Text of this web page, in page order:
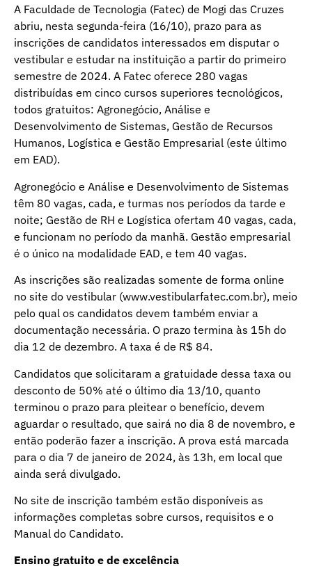
A Faculdade de Tecnologia (Fatec) de Mogi das Cruzes
abriu, nesta segunda-feira (16/10), prazo para as
inscrições de candidatos interessados em disputar o
vestibular e estudar na instituição a partir do primeiro
semestre de 2024. A Fatec oferece 280 vagas
distribuídas em cinco cursos superiores tecnológicos,
todos gratuitos: Agronegócio, Análise e
Desenvolvimento de Sistemas, Gestão de Recursos
Humanos, Logística e Gestão Empresarial (este último
em EAD).
Agronegócio e Análise e Desenvolvimento de Sistemas
têm 80 vagas, cada, e turmas nos períodos da tarde e
noite; Gestão de RH e Logística ofertam 40 vagas, cada,
e funcionam no período da manhã. Gestão empresarial
é o único na modalidade EAD, e tem 40 vagas.
As inscrições são realizadas somente de forma online
no site do vestibular (www.vestibularfatec.com.br), meio
pelo qual os candidatos devem também enviar a
documentação necessária. O prazo termina às 15h do
dia 12 de dezembro. A taxa é de R$ 84.
Candidatos que solicitaram a gratuidade dessa taxa ou
desconto de 50% até o último dia 13/10, quanto
terminou o prazo para pleitear o benefício, devem
aguardar o resultado, que sairá no dia 8 de novembro, e
então poderão fazer a inscrição. A prova está marcada
para o dia 7 de janeiro de 2024, às 13h, em local que
ainda será divulgado.
No site de inscrição também estão disponíveis as
informações completas sobre cursos, requisitos e o
Manual do Candidato.
Ensino gratuito e de excelência